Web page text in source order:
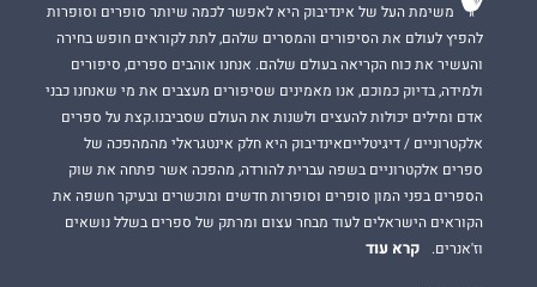
משימת העל של אינדיבוק היא לאפשר לכמה שיותר סופרים וסופרות
להפיץ לעולם את הסיפורים והמסרים שלהם, לתת לקוראים חופש בחירה
והעשיר את כוח הקריאה בעולם שלהם. אנחנו אוהבים ספרים, סיפורים
ולמידה, בדיוק כמוכם, אנו מאמינים שסיפורים מעצבים את מי שאנחנו כבני
אדם ומילים יכולות להעצים ולשנות את העולם שסביבנו.קצת על ספרים
אלקטרוניים / דיגיטלייםאינדיבוק היא חלק אינטגראלי מהמהפכה של
ספרים אלקטרוניים בשפה עברית להורדה, מהפכה אשר פתחה את שוק
הספרים בפני המון סופרים וסופרות חדשים ומוכשרים ובעיקר חשפה את
הקוראים הישראלים לעוד מבחר עצום ומרתק של ספרים בשלל נושאים
וז'אנרים.
קרא עוד